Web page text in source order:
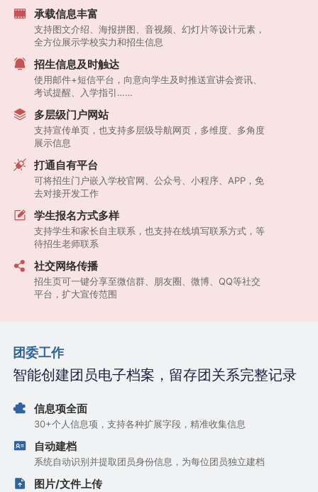
承载信息丰富
支持图文介绍、海报拼图、音视频、幻灯片等设计元素，
全方位展示学校实力和招生信息
招生信息及时触达
使用邮件+短信平台，向意向学生及时推送宣讲会资讯、
考试提醒、入学指引……
多层级门户网站
支持宣传单页，也支持多层级导航网页，多维度、多角度
展示信息
打通自有平台
可将招生门户嵌入学校官网、公众号、小程序、APP，免
去对接开发工作
学生报名方式多样
支持学生和家长自主联系，也支持在线填写联系方式，等
待招生老师联系
社交网络传播
招生页可一键分享至微信群、朋友圈、微博、QQ等社交
平台，扩大宣传范围
团委工作
智能创建团员电子档案，留存团关系完整记录
信息项全面
30+个人信息项，支持各种扩展字段，精准收集信息
自动建档
系统自动识别并提取团员身份信息，为每位团员独立建档
图片/文件上传